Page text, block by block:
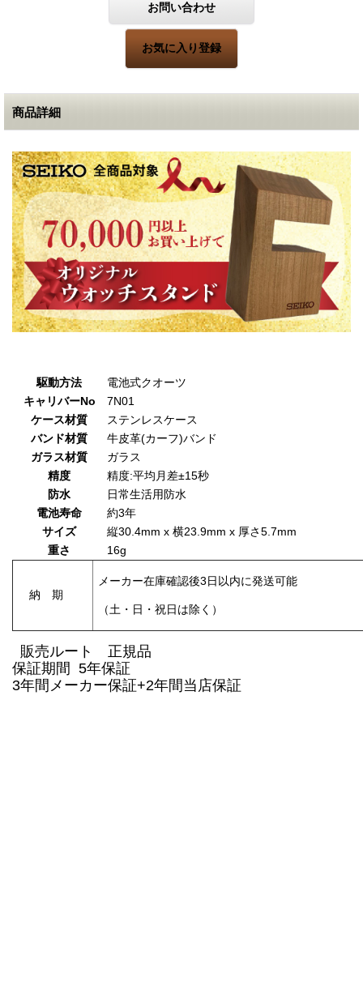
商品詳細
駆動方法
電池式クオーツ
キャリバーNo
7N01
ケース材質
ステンレスケース
バンド材質
牛皮革(カーフ)バンド
ガラス材質
ガラス
精度
精度:平均月差±15秒
防水
日常生活用防水
電池寿命
約3年
サイズ
縦30.4mm x 横23.9mm x 厚さ5.7mm
重さ
16g
納 期
メーカー在庫確認後3日以内に
（土・日・祝日は除く）
販売ルート 正規品
保証期間 5年保証
3年間メーカー保証+2年間当店保証